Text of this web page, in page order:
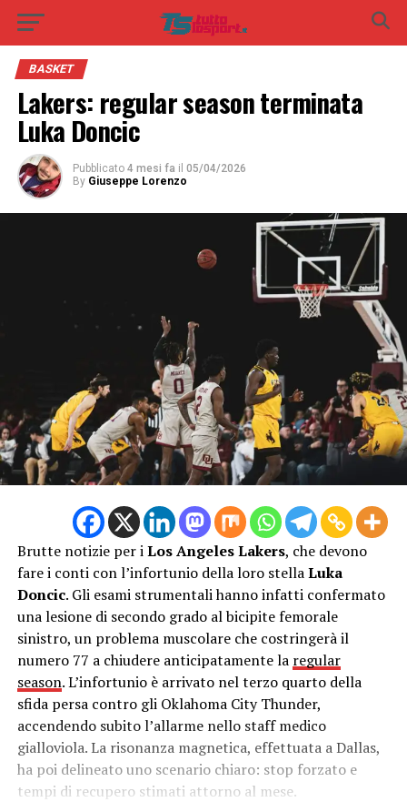
BASKET
Lakers: regular season terminata
Luka Doncic
Pubblicato 4 mesi fa il 05/04/2026
By Giuseppe Lorenzo
Brutte notizie per iLos Angeles Lakers, che devono
fare i conti con l’infortunio della loro stellaLuka
Doncic. Gli esami strumentali hanno infatti confermato
una lesione di secondo grado al bicipite femorale
sinistro, un problema muscolare che costringerà il
numero 77 a chiudere anticipatamente la regular
season. L’infortunio è arrivato nel terzo quarto della
sfida persa contro gli Oklahoma City Thunder,
accendendo subito l’allarme nello staff medico
gialloviola. La risonanza magnetica, effettuata a Dallas,
ha poi delineato uno scenario chiaro: stop forzato e
tempi di recupero stimati attorno al mese.